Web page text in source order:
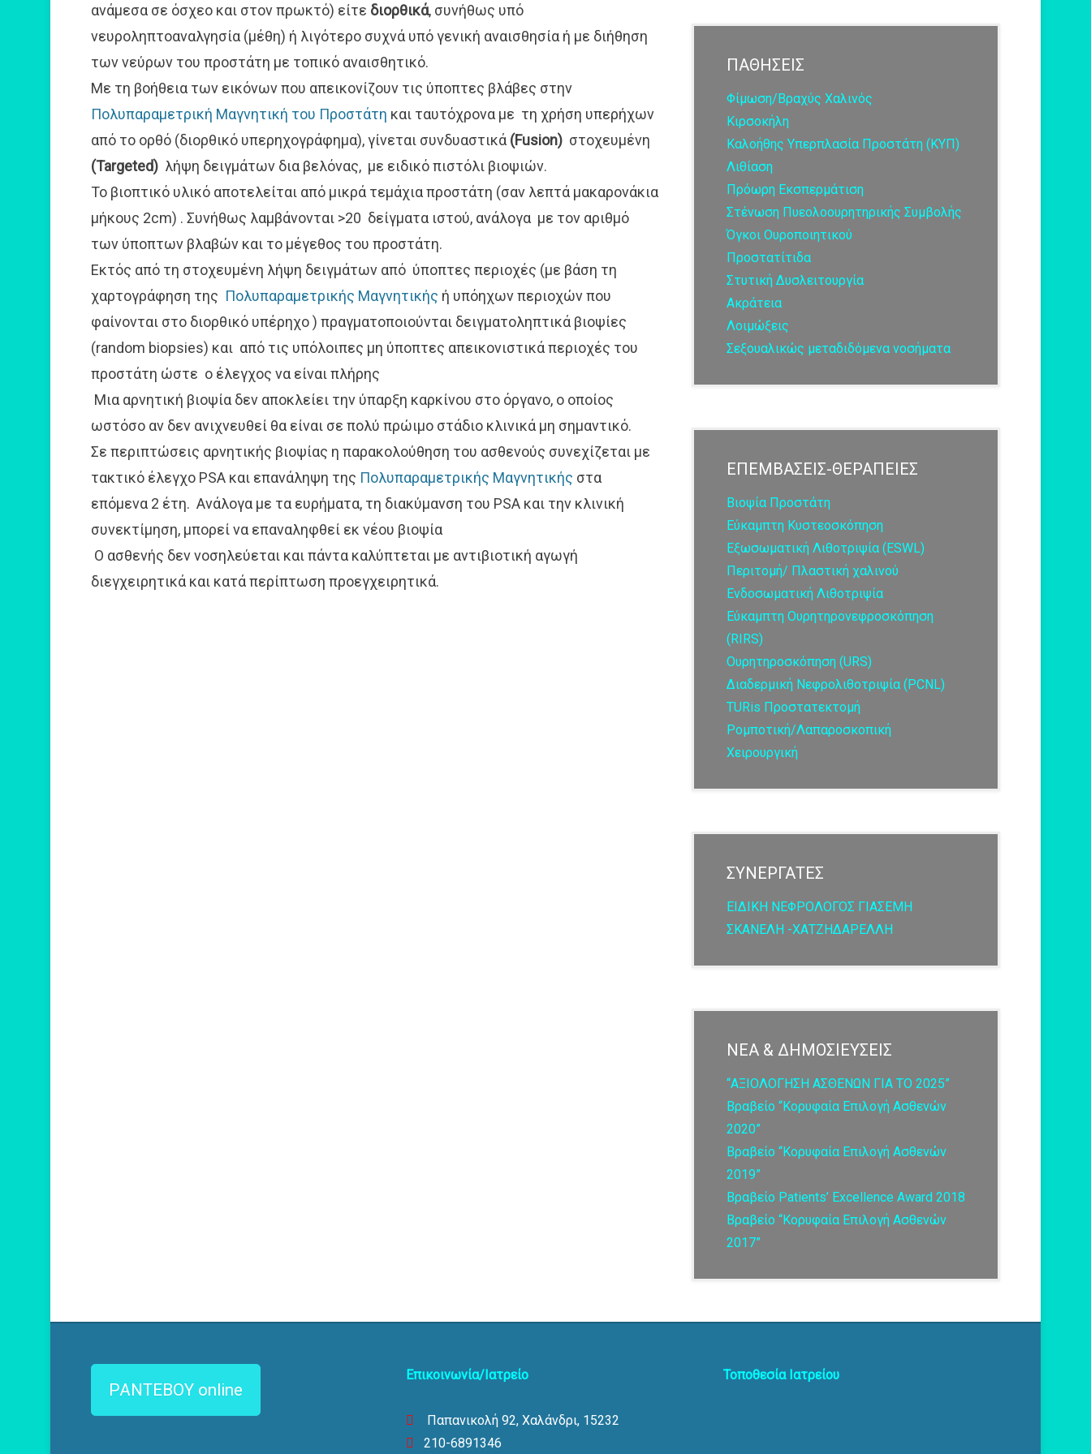
ανάμεσα σε όσχεο και στον πρωκτό) είτε διορθικά, συνήθως υπό
νευροληπτοαναλγησία (μέθη) ή λιγότερο συχνά υπό γενική αναισθησία ή με διήθηση
των νεύρων του προστάτη με τοπικό αναισθητικό.
Με τη βοήθεια των εικόνων που απεικονίζουν τις ύποπτες βλάβες στην
Πολυπαραμετρική Μαγνητική του Προστάτη και ταυτόχρονα με τη χρήση υπερήχων
από το ορθό (διορθικό υπερηχογράφημα), γίνεται συνδυαστικά (Fusion) στοχευμένη
(Targeted) λήψη δειγμάτων δια βελόνας, με ειδικό πιστόλι βιοψιών.
Το βιοπτικό υλικό αποτελείται από μικρά τεμάχια προστάτη (σαν λεπτά μακαρονάκια
μήκους 2cm) . Συνήθως λαμβάνονται >20 δείγματα ιστού, ανάλογα με τον αριθμό
των ύποπτων βλαβών και το μέγεθος του προστάτη.
Εκτός από τη στοχευμένη λήψη δειγμάτων από ύποπτες περιοχές (με βάση τη
χαρτογράφηση της Πολυπαραμετρικής Μαγνητικής ή υπόηχων περιοχών που
φαίνονται στο διορθικό υπέρηχο ) πραγματοποιούνται δειγματοληπτικά βιοψίες
(random biopsies) και από τις υπόλοιπες μη ύποπτες απεικονιστικά περιοχές του
προστάτη ώστε ο έλεγχος να είναι πλήρης
Μια αρνητική βιοψία δεν αποκλείει την ύπαρξη καρκίνου στο όργανο, ο οποίος
ωστόσο αν δεν ανιχνευθεί θα είναι σε πολύ πρώιμο στάδιο κλινικά μη σημαντικό.
Σε περιπτώσεις αρνητικής βιοψίας η παρακολούθηση του ασθενούς συνεχίζεται με
τακτικό έλεγχο PSA και επανάληψη της Πολυπαραμετρικής Μαγνητικής στα
επόμενα 2 έτη. Ανάλογα με τα ευρήματα, τη διακύμανση του PSA και την κλινική
συνεκτίμηση, μπορεί να επαναληφθεί εκ νέου βιοψία
Ο ασθενής δεν νοσηλεύεται και πάντα καλύπτεται με αντιβιοτική αγωγή
διεγχειρητικά και κατά περίπτωση προεγχειρητικά.
ΠΑΘΗΣΕΙΣ
Φίμωση/Βραχύς Χαλινός
Κιρσοκήλη
Καλοήθης Υπερπλασία Προστάτη (ΚΥΠ)
Λιθίαση
Πρόωρη Εκσπερμάτιση
Στένωση Πυεολοουρητηρικής Συμβολής
Όγκοι Ουροποιητικού
Προστατίτιδα
Στυτική Δυσλειτουργία
Ακράτεια
Λοιμώξεις
Σεξουαλικώς μεταδιδόμενα νοσήματα
ΕΠΕΜΒΑΣΕΙΣ-ΘΕΡΑΠΕΙΕΣ
Βιοψία Προστάτη
Εύκαμπτη Κυστεοσκόπηση
Εξωσωματική Λιθοτριψία (ESWL)
Περιτομή/ Πλαστική χαλινού
Ενδοσωματική Λιθοτριψία
Εύκαμπτη Ουρητηρονεφροσκόπηση
(RIRS)
Ουρητηροσκόπηση (URS)
Διαδερμική Νεφρολιθοτριψία (PCNL)
TURis Προστατεκτομή
Ρομποτική/Λαπαροσκοπική
Χειρουργική
ΣΥΝΕΡΓΑΤΕΣ
ΕΙΔΙΚΗ ΝΕΦΡΟΛΟΓΟΣ ΓΙΑΣΕΜΗ
ΣΚΑΝΕΛΗ -ΧΑΤΖΗΔΑΡΕΛΛΗ
ΝΕΑ & ΔΗΜΟΣΙΕΥΣΕΙΣ
“ΑΞΙΟΛΟΓΗΣΗ ΑΣΘΕΝΩΝ ΓΙΑ ΤΟ 2025”
Βραβείο “Κορυφαία Επιλογή Ασθενών
2020”
Βραβείο “Κορυφαία Επιλογή Ασθενών
2019”
Βραβείο Patients’ Excellence Award 2018
Bραβείο “Κορυφαία Επιλογή Ασθενών
2017”
ΡΑΝΤΕΒΟΥ online
Επικοινωνία/Ιατρείο
Παπανικολή 92, Χαλάνδρι, 15232
210-6891346
Τοποθεσία Ιατρείου